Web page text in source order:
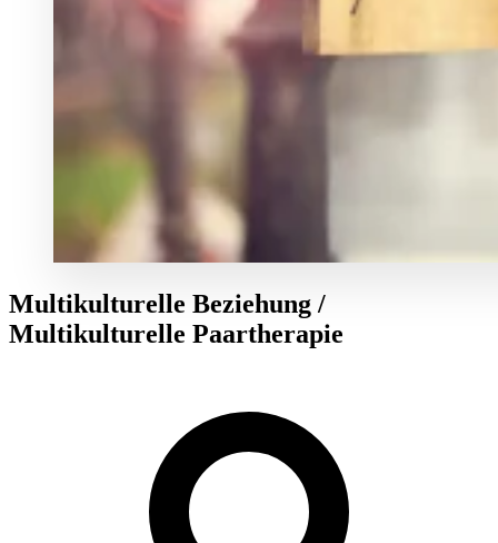
Multikulturelle Beziehung /
Multikulturelle Paartherapie